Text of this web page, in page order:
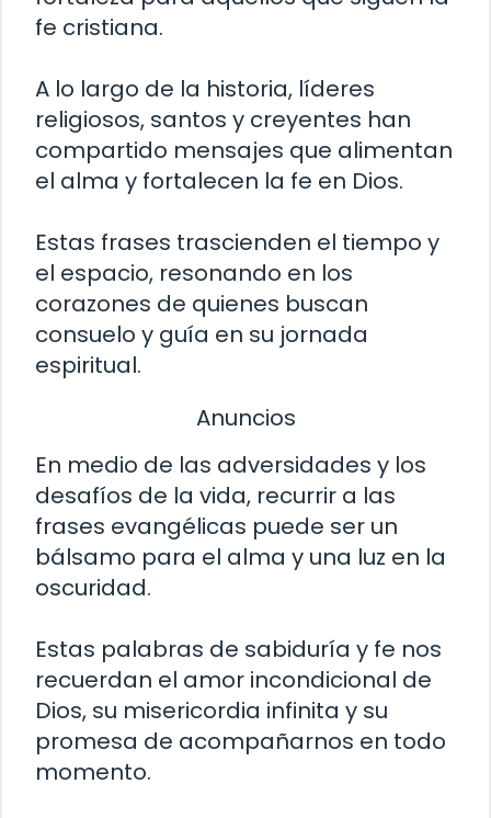
fe cristiana.
A lo largo de la historia, líderes
religiosos, santos y creyentes han
compartido mensajes que alimentan
el alma y fortalecen la fe en Dios.
Estas frases trascienden el tiempo y
el espacio, resonando en los
corazones de quienes buscan
consuelo y guía en su jornada
espiritual.
Anuncios
En medio de las adversidades y los
desafíos de la vida, recurrir a las
frases evangélicas puede ser un
bálsamo para el alma y una luz en la
oscuridad.
Estas palabras de sabiduría y fe nos
recuerdan el amor incondicional de
Dios, su misericordia infinita y su
promesa de acompañarnos en todo
momento.